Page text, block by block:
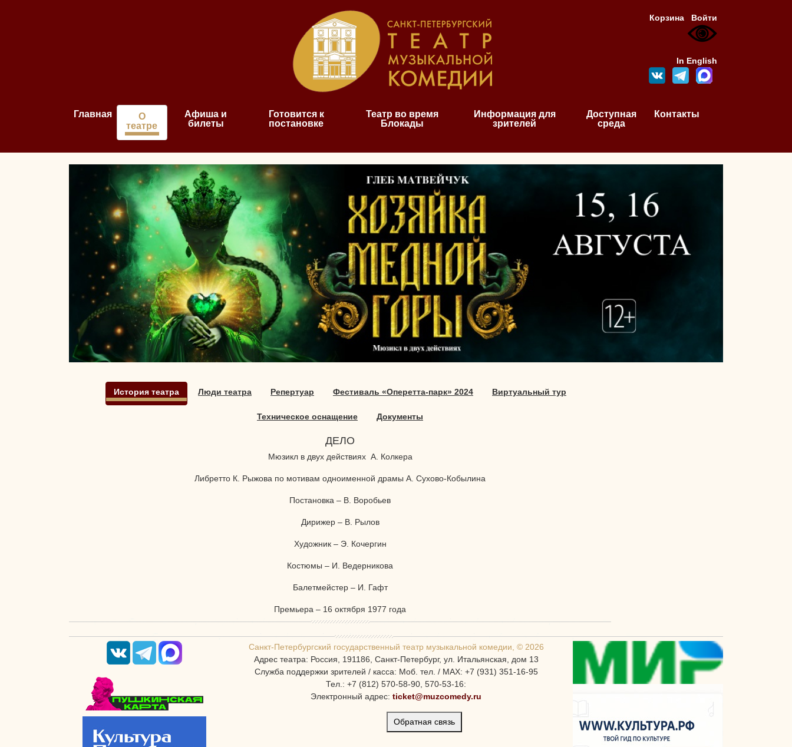
Корзина Войти
In English
Главная
О
театре
Афиша и
билеты
Готовится к
постановке
Театр во время
Блокады
Информация для
зрителей
Доступная
среда
Контакты
История театра Люди театра Репертуар Фестиваль «Оперетта-парк» 2024 Виртуальный тур
Техническое оснащение Документы
ДЕЛО
Мюзикл в двух действиях А. Колкера
Либретто К. Рыжова по мотивам одноименной драмы А. Сухово-Кобылина
Постановка – В. Воробьев
Дирижер – В. Рылов
Художник – Э. Кочергин
Костюмы – И. Ведерникова
Балетмейстер – И. Гафт
Премьера – 16 октября 1977 года
Санкт-Петербургcкий государственный театр музыкальной комедии, © 2026
Адрес театра: Россия, 191186, Санкт-Петербург, ул. Итальянская, дом 13
Служба поддержки зрителей / касса: Моб. тел. / MAX: +7 (931) 351-16-95
Тел.: +7 (812) 570-58-90, 570-53-16:
Электронный адрес: ticket@muzcomedy.ru
Обратная связь